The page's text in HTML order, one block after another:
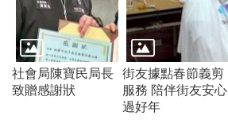
圖
新
住
民
友
社會局陳寶民局長
致贈感謝狀
街友據點春節義剪
服務 陪伴街友安心
過好年